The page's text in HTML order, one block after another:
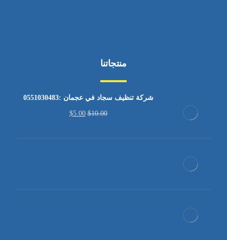
منتجاتنا
شركة تنظيف سجاد في عجمان :0551030483
$10.00
$5.00